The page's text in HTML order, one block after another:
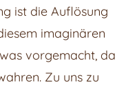
ist die Auflösung
imaginären
vorgemacht, da
Zu uns zu